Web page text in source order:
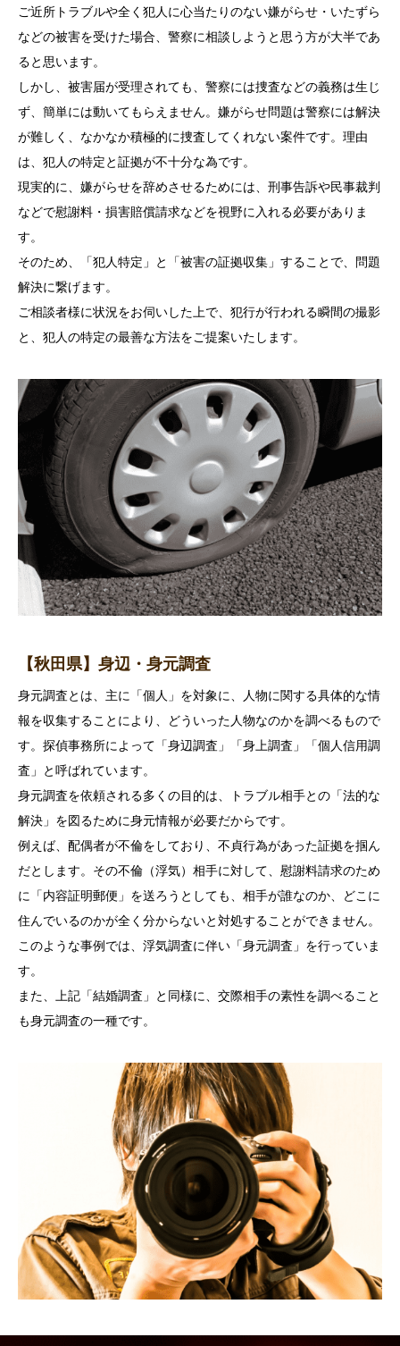
ご近所トラブルや全く犯人に心当たりのない嫌がらせ・いたずら
などの被害を受けた場合、警察に相談しようと思う方が大半であ
ると思います。
しかし、被害届が受理されても、警察には捜査などの義務は生じ
ず、簡単には動いてもらえません。嫌がらせ問題は警察には解決
が難しく、なかなか積極的に捜査してくれない案件です。理由
は、犯人の特定と証拠が不十分な為です。
現実的に、嫌がらせを辞めさせるためには、刑事告訴や民事裁判
などで慰謝料・損害賠償請求などを視野に入れる必要がありま
す。
そのため、「犯人特定」と「被害の証拠収集」することで、問題
解決に繋げます。
ご相談者様に状況をお伺いした上で、犯行が行われる瞬間の撮影
と、犯人の特定の最善な方法をご提案いたします。
【秋田県】身辺・身元調査
身元調査とは、主に「個人」を対象に、人物に関する具体的な情
報を収集することにより、どういった人物なのかを調べるもので
す。探偵事務所によって「身辺調査」「身上調査」「個人信用調
査」と呼ばれています。
身元調査を依頼される多くの目的は、トラブル相手との「法的な
解決」を図るために身元情報が必要だからです。
例えば、配偶者が不倫をしており、不貞行為があった証拠を掴ん
だとします。その不倫（浮気）相手に対して、慰謝料請求のため
に「内容証明郵便」を送ろうとしても、相手が誰なのか、どこに
住んでいるのかが全く分からないと対処することができません。
このような事例では、浮気調査に伴い「身元調査」を行っていま
す。
また、上記「結婚調査」と同様に、交際相手の素性を調べること
も身元調査の一種です。